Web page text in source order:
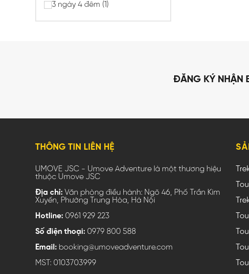
3 ngày 4 đêm (1)
ĐĂNG KÝ NHẬN
THÔNG TIN LIÊN HỆ
UMOVE JSC - Umove Adventure là một thương hiệu
thuộc Umove JSC
Địa chỉ: Văn phòng điều hành: Ngõ 46, Phố Trần Kim
Xuyến, Phường Trung Hòa, Hà Nội
Hotline: 0961 929 223
Số điện thoại: 0979 800 588
Email: booking@umoveadventure.com
MST: 0103703999